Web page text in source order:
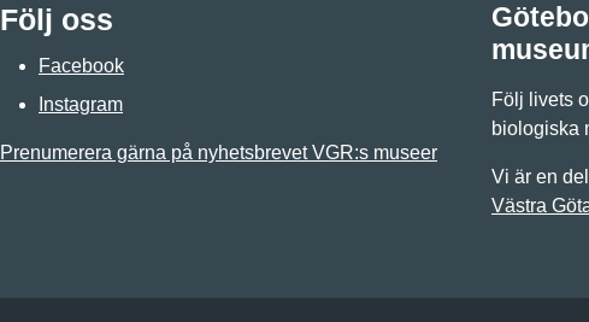
Följ oss
Facebook
Instagram
Prenumerera gärna på nyhetsbrevet VGR:s museer
Följ livets
biologiska
Vi är en
Västra